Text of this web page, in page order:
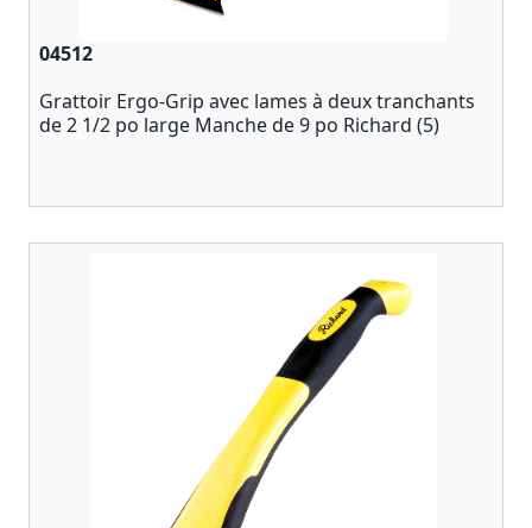
04512
Grattoir Ergo-Grip avec lames à deux tranchants
de 2 1/2 po large Manche de 9 po Richard (5)